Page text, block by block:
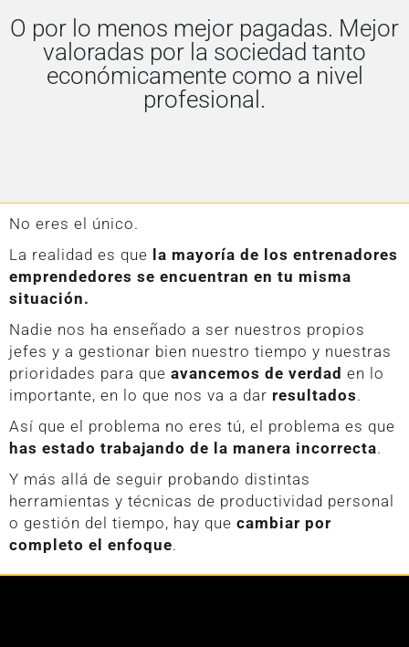
O por lo menos mejor pagadas. Mejor
valoradas por la sociedad tanto
económicamente como a nivel
profesional.
No eres el único.
La realidad es que la mayoría de los entrenadores
emprendedores se encuentran en tu misma
situación.
Nadie nos ha enseñado a ser nuestros propios
jefes y a gestionar bien nuestro tiempo y nuestras
prioridades para que avancemos de verdad en lo
importante, en lo que nos va a dar resultados.
Así que el problema no eres tú, el problema es que
has estado trabajando de la manera incorrecta.
Y más allá de seguir probando distintas
herramientas y técnicas de productividad personal
o gestión del tiempo, hay que cambiar por
completo el enfoque.